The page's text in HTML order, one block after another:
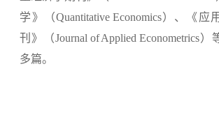
学》（Quantitative Economics）、《应
刊》（Journal of Applied Econometrics）
多篇。